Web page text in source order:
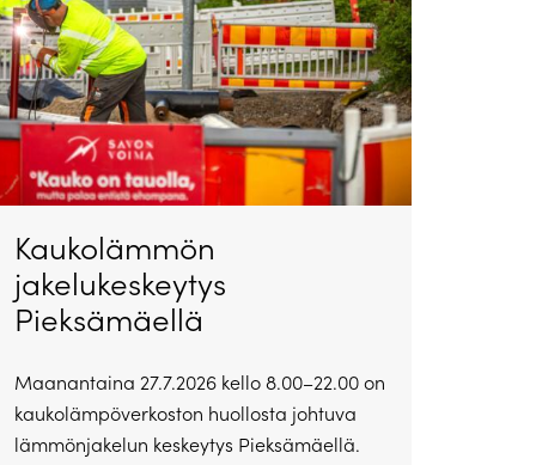
Kaukolämmön
jakelukeskeytys
Pieksämäellä
Maanantaina 27.7.2026 kello 8.00–22.00 on
kaukolämpöverkoston huollosta johtuva
lämmönjakelun keskeytys Pieksämäellä.